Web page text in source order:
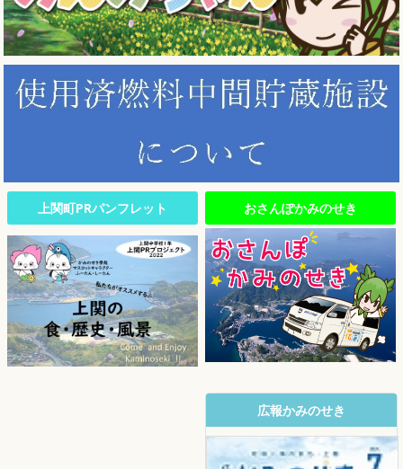
上関町PRパンフレット おさんぽかみのせき
広報かみのせき